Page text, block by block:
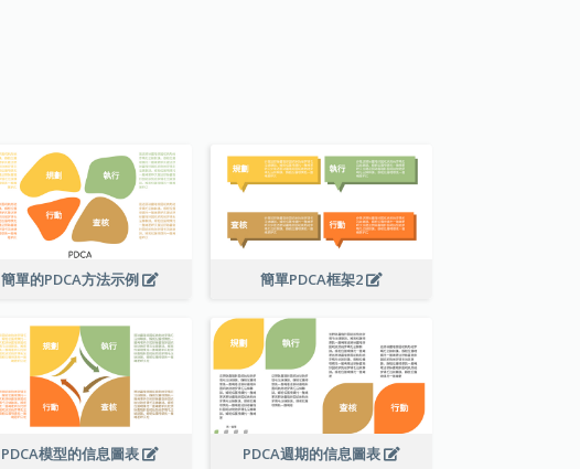
簡單的PDCA方法示例 簡單PDCA框架2
PDCA模型的信息圖表 PDCA週期的信息圖表